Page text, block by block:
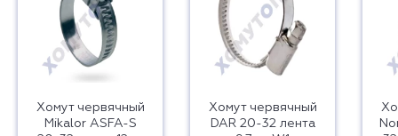
Хомут червячный
Mikalor ASFA-S
Хомут червячный
DAR 20-32 лента